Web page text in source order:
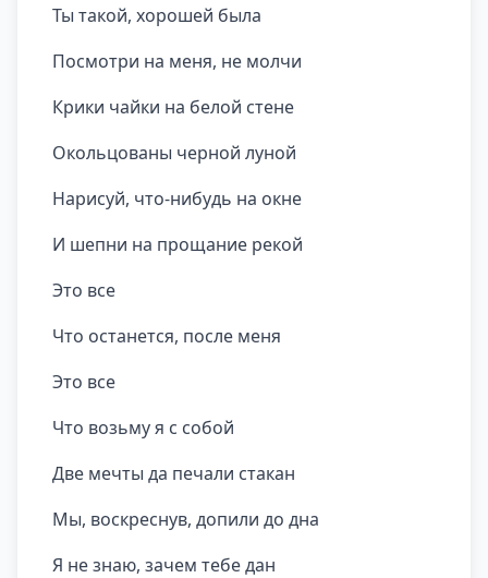
Ты такой, хорошей была
Посмотри на меня, не молчи
Крики чайки на белой стене
Окольцованы черной луной
Нарисуй, что-нибудь на окне
И шепни на прощание рекой
Это все
Что останется, после меня
Это все
Что возьму я с собой
Две мечты да печали стакан
Мы, воскреснув, допили до дна
Я не знаю, зачем тебе дан